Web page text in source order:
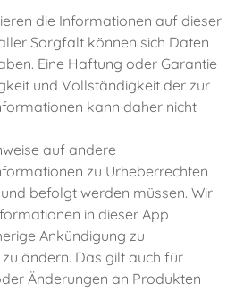
die Informationen auf dieser
Sorgfalt können sich Daten
Eine Haftung oder Garantie
und Vollständigkeit der zur
kann daher nicht
auf andere
zu Urheberrechten
befolgt werden müssen. Wir
in dieser App
Ankündigung zu
ändern. Das gilt auch für
Änderungen an Produkten